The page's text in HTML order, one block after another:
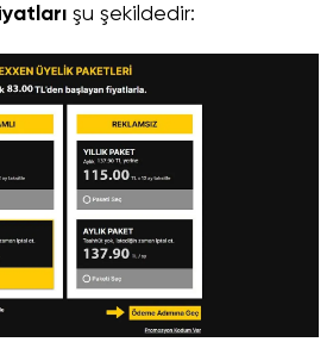
şu şekildedir: